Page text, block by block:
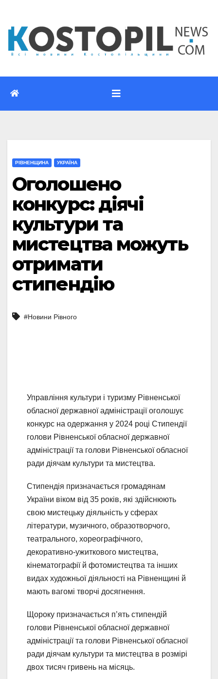
вмісту
РІВНЕНЩИНА УКРАЇНА
Оголошено
конкурс: діячі
культури та
мистецтва можуть
отримати
стипендію
#Новини Рівного
Управління культури і туризму Рівненської
обласної державної адміністрації оголошує
конкурс на одержання у 2024 році Стипендії
голови Рівненської обласної державної
адміністрації та голови Рівненської обласної
ради діячам культури та мистецтва.
Стипендія призначається громадянам
України віком від 35 років, які здійснюють
свою мистецьку діяльність у сферах
літератури, музичного, образотворчого,
театрального, хореографічного,
декоративно-ужиткового мистецтва,
кінематографії й фотомистецтва та інших
видах художньої діяльності на Рівненщині й
мають вагомі творчі досягнення.
Щороку призначається п’ять стипендій
голови Рівненської обласної державної
адміністрації та голови Рівненської обласної
ради діячам культури та мистецтва в розмірі
двох тисяч гривень на місяць.